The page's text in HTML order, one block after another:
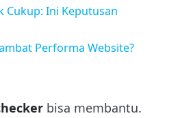
Cukup: Ini Keputusan
Performa Website?
bisa membantu.